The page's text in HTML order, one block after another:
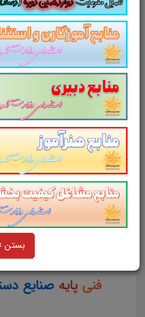
بستن
می شود و آگاهی های وی
آمادگی و شبیه سازی را
همراه دارد
. مطالعه این
عزیز
از دیگر منابع
آموزش و پرورش
یادگیری
و
در یک
سوالات
فنی پایه صنایع